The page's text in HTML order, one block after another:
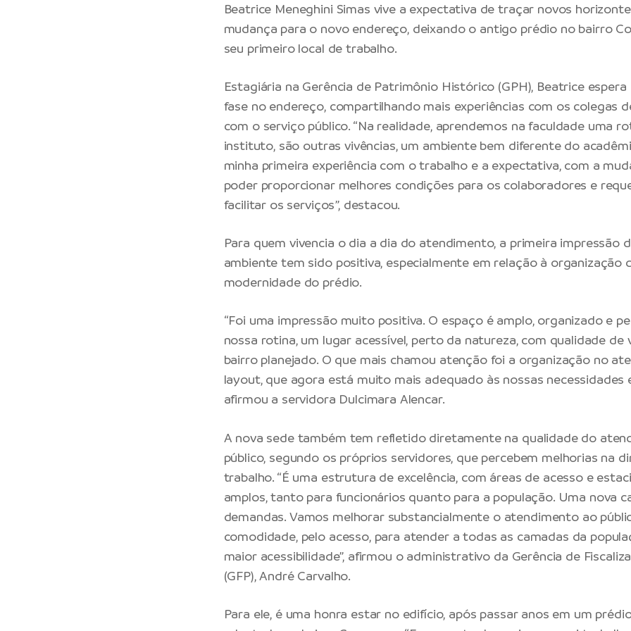
Beatrice Meneghini Simas vive a expectativa de traçar novos
mudança para o novo endereço, deixando o antigo prédio no bairro
seu primeiro local de trabalho.
Estagiária na Gerência de Patrimônio Histórico (GPH), Beatrice
fase no endereço, compartilhando mais experiências com os colegas
com o serviço público. “Na realidade, aprendemos na faculdade uma
instituto, são outras vivências, um ambiente bem diferente do
minha primeira experiência com o trabalho e a expectativa, com a
poder proporcionar melhores condições para os colaboradores e
facilitar os serviços”, destacou.
Para quem vivencia o dia a dia do atendimento, a primeira impressão
ambiente tem sido positiva, especialmente em relação à organização
modernidade do prédio.
“Foi uma impressão muito positiva. O espaço é amplo, organizado e
nossa rotina, um lugar acessível, perto da natureza, com qualidade de
bairro planejado. O que mais chamou atenção foi a organização no
layout, que agora está muito mais adequado às nossas necessidades
afirmou a servidora Dulcimara Alencar.
A nova sede também tem refletido diretamente na qualidade do
público, segundo os próprios servidores, que percebem melhorias na
trabalho. “É uma estrutura de excelência, com áreas de acesso e
amplos, tanto para funcionários quanto para a população. Uma nova
demandas. Vamos melhorar substancialmente o atendimento ao
comodidade, pelo acesso, para atender a todas as camadas da
maior acessibilidade”, afirmou o administrativo da Gerência de
(GFP), André Carvalho.
Para ele, é uma honra estar no edifício, após passar anos em um